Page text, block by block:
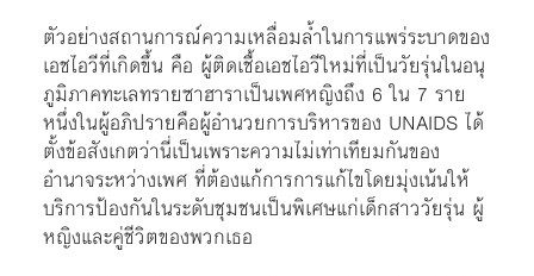
ตัวอย่างสถานการณ์ความเหลื่อมล้ำในการแพร่ระบาดของ
เอชไอวีที่เกิดขึ้น คือ ผู้ติดเชื้อเอชไอวีใหม่ที่เป็นวัยรุ่นในอนุ
ภูมิภาคทะเลทรายซาฮาราเป็นเพศหญิงถึง 6 ใน 7 ราย
หนึ่งในผู้อภิปรายคือผู้อำนวยการบริหารของ UNAIDS ได้
ตั้งข้อสังเกตว่านี่เป็นเพราะความไม่เท่าเทียมกันของ
อำนาจระหว่างเพศ ที่ต้องแก้การการแก้ไขโดยมุ่งเน้นให้
บริการป้องกันในระดับชุมชนเป็นพิเศษแก่เด็กสาววัยรุ่น ผู้
หญิงและคู่ชีวิตของพวกเธอ